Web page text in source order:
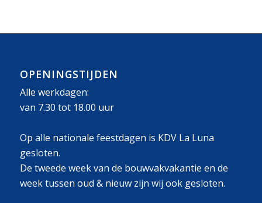
OPENINGSTIJDEN
Alle werkdagen:
van 7.30 tot 18.00 uur
Op alle nationale feestdagen is KDV La Luna
gesloten.
De tweede week van de bouwvakvakantie en de
week tussen oud & nieuw zijn wij ook gesloten.